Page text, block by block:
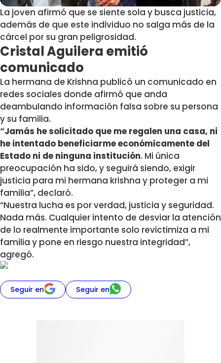
La joven afirmó que se siente sola y busca justicia,
además de que este individuo no salga más de la
cárcel por su gran peligrosidad.
Cristal Aguilera emitió
comunicado
La hermana de Krishna publicó un comunicado en
redes sociales donde afirmó que anda
deambulando información falsa sobre su persona
y su familia.
“Jamás he solicitado que me regalen una casa, ni
he intentado beneficiarme económicamente del
Estado ni de ninguna institución. Mi única
preocupación ha sido, y seguirá siendo, exigir
justicia para mi hermana krishna y proteger a mi
familia”, declaró.
“Nuestra lucha es por verdad, justicia y seguridad.
Nada más. Cualquier intento de desviar la atención
de lo realmente importante solo revictimiza a mi
familia y pone en riesgo nuestra integridad”,
agregó.
Seguir en Seguir en